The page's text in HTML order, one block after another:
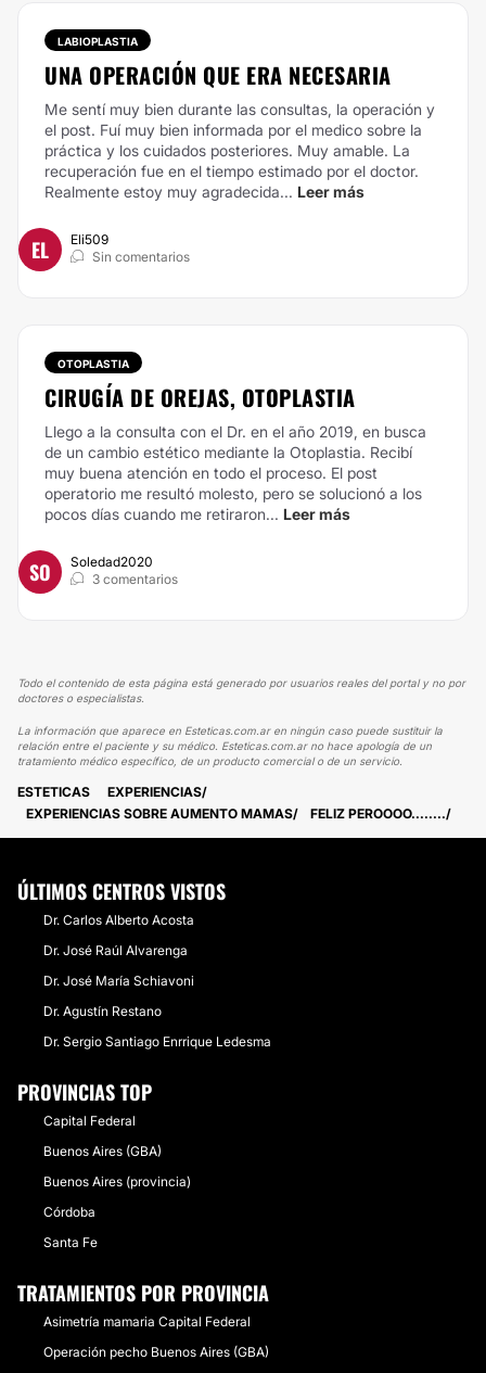
LABIOPLASTIA
UNA OPERACIÓN QUE ERA NECESARIA
Me sentí muy bien durante las consultas, la operación y
el post. Fuí muy bien informada por el medico sobre la
práctica y los cuidados posteriores. Muy amable. La
recuperación fue en el tiempo estimado por el doctor.
Realmente estoy muy agradecida... Leer más
EL
Eli509
Sin comentarios
OTOPLASTIA
CIRUGÍA DE OREJAS, OTOPLASTIA
Llego a la consulta con el Dr. en el año 2019, en busca
de un cambio estético mediante la Otoplastia. Recibí
muy buena atención en todo el proceso. El post
operatorio me resultó molesto, pero se solucionó a los
pocos días cuando me retiraron... Leer más
SO
Soledad2020
3 comentarios
Todo el contenido de esta página está generado por usuarios reales del portal y no por
doctores o especialistas.
La información que aparece en Esteticas.com.ar en ningún caso puede sustituir la
relación entre el paciente y su médico. Esteticas.com.ar no hace apología de un
tratamiento médico específico, de un producto comercial o de un servicio.
ESTETICAS
EXPERIENCIAS
EXPERIENCIAS SOBRE AUMENTO MAMAS
FELIZ PEROOOO........
ÚLTIMOS CENTROS VISTOS
Dr. Carlos Alberto Acosta
Dr. José Raúl Alvarenga
Dr. José María Schiavoni
Dr. Agustín Restano
Dr. Sergio Santiago Enrrique Ledesma
PROVINCIAS TOP
Capital Federal
Buenos Aires (GBA)
Buenos Aires (provincia)
Córdoba
Santa Fe
TRATAMIENTOS POR PROVINCIA
Asimetría mamaria Capital Federal
Operación pecho Buenos Aires (GBA)